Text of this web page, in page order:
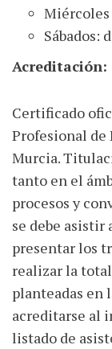
Miércoles
Sábados:
Acreditación:
Certificado
Profesional de
Murcia.
tanto en el
procesos y
se debe asistir
presentar los
realizar la
planteadas en
acreditarse al
listado de